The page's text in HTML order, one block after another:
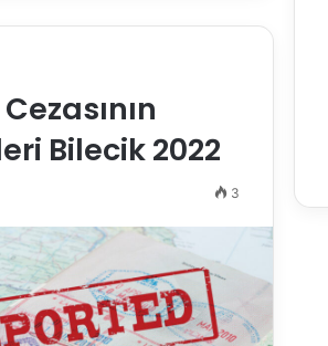
Bilecik 2022
3